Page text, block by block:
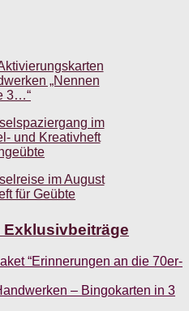
Exklusivbeiträge
“Erinnerungen an die 70er-
– Bingokarten in 3